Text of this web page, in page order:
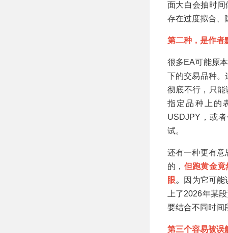
面大白会抽时
存在过度拟合、
第二种，是作者
很多EA可能原
下的交易品种。
彻底不行，只
指定品种上的
USDJPY，或
试。
还有一种更有意
的， 但跑黄金
眼。 因为它可
上了2026年某
要结合不同时间
第三个容易被误